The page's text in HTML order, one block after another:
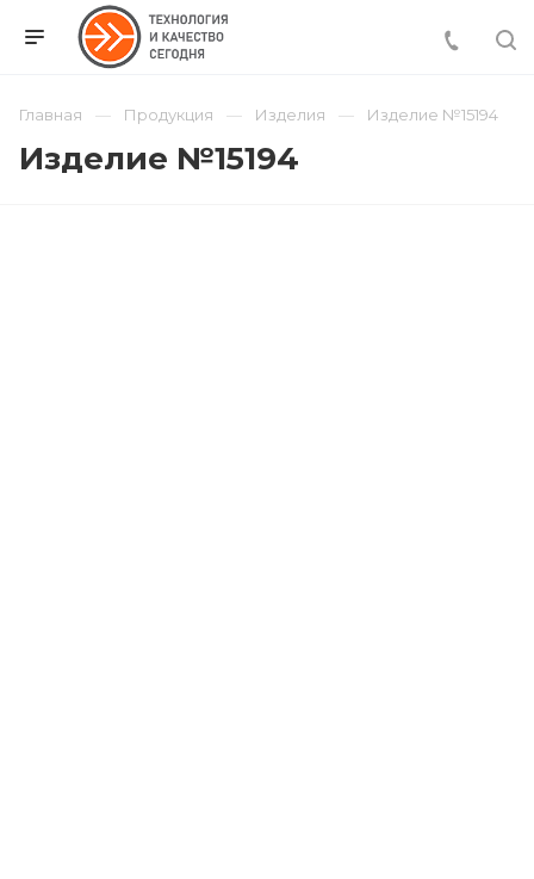
Главная Продукция Изделия Изделие №15194
Изделие №15194